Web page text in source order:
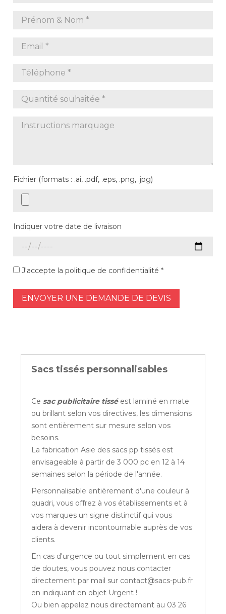
Fichier (formats : .ai, .pdf, .eps, .png, .jpg)
Indiquer votre date de livraison
J'accepte la politique de confidentialité *
ENVOYER UNE DEMANDE DE DEVIS
Sacs tissés personnalisables
Cesac publicitaire tisséest laminé en mate
ou brillant selon vos directives, les dimensions
sont entièrement sur mesure selon vos
besoins.
La fabrication Asie des sacs pp tissés est
envisageable à partir de 3 000 pc en 12 à 14
semaines selon la période de l'année.
Personnalisable entièrement d'une couleur à
quadri, vous offrez à vos établissements et à
vos marques un signe distinctif qui vous
aidera à devenir incontournable auprès de vos
clients.
En cas d'urgence ou tout simplement en cas
de doutes, vous pouvez nous contacter
directement par mail sur contact@sacs-pub.fr
en indiquant en objet Urgent !
Ou bien appelez nous directement au 03 26